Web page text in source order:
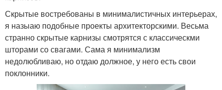
Скрытые востребованы в минималистичных интерьерах,
я назыаю подобные проекты архитекторскими. Весьма
странно скрытые карнизы смотрятся с классическми
шторами со свагами. Сама я минимализм
недолюбливаю, но отдаю должное, у него есть свои
поклонники.